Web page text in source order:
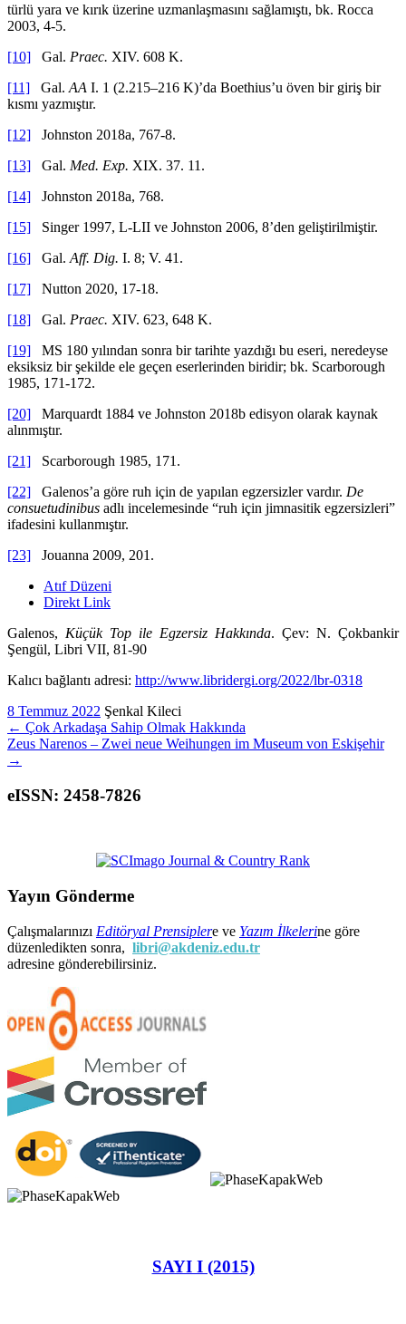
türlü yara ve kırık üzerine uzmanlaşmasını sağlamıştı, bk. Rocca
2003, 4-5.
[10] Gal. Praec. XIV. 608 K.
[11] Gal. AA I. 1 (2.215–216 K)’da Boethius’u öven bir giriş bir
kısmı yazmıştır.
[12] Johnston 2018a, 767-8.
[13] Gal. Med. Exp. XIX. 37. 11.
[14] Johnston 2018a, 768.
[15] Singer 1997, L-LII ve Johnston 2006, 8’den geliştirilmiştir.
[16] Gal. Aff. Dig. I. 8; V. 41.
[17] Nutton 2020, 17-18.
[18] Gal. Praec. XIV. 623, 648 K.
[19] MS 180 yılından sonra bir tarihte yazdığı bu eseri, neredeyse
eksiksiz bir şekilde ele geçen eserlerinden biridir; bk. Scarborough
1985, 171-172.
[20] Marquardt 1884 ve Johnston 2018b edisyon olarak kaynak
alınmıştır.
[21] Scarborough 1985, 171.
[22] Galenos’a göre ruh için de yapılan egzersizler vardır. De
consuetudinibus adlı incelemesinde “ruh için jimnasitik egzersizleri”
ifadesini kullanmıştır.
[23] Jouanna 2009, 201.
Atıf Düzeni
Direkt Link
Galenos, Küçük Top ile Egzersiz Hakkında. Çev: N. Çokbankir
Şengül, Libri VII, 81-90
Kalıcı bağlantı adresi: http://www.libridergi.org/2022/lbr-0318
8 Temmuz 2022 Şenkal Kileci
← Çok Arkadaşa Sahip Olmak Hakkında
Zeus Narenos – Zwei neue Weihungen im Museum von Eskişehir
→
eISSN: 2458-7826
Yayın Gönderme
Çalışmalarınızı Editöryal Prensiplere ve Yazım İlkelerine göre
düzenledikten sonra, libri@akdeniz.edu.tr
adresine gönderebilirsiniz.
SAYI I (2015)